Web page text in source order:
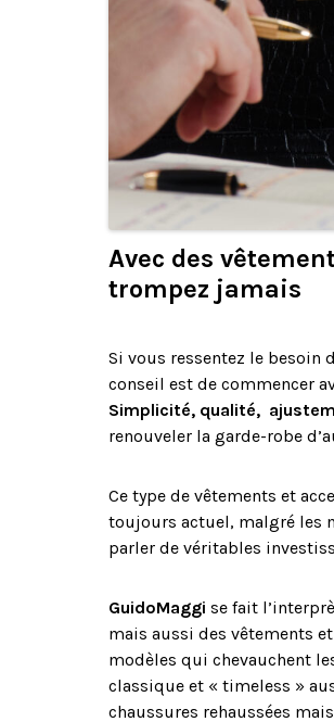
Avec des
trompez jamais
Si vous ressentez le besoin
conseil est de commencer
Simplicité, qualité,
renouveler la garde-robe
Ce type de vêtements et
toujours actuel, malgré les
parler de véritables
GuidoMaggi se fait
mais aussi des vêtements
modèles qui chevauchent
classique et « timeless »
chaussures rehaussées